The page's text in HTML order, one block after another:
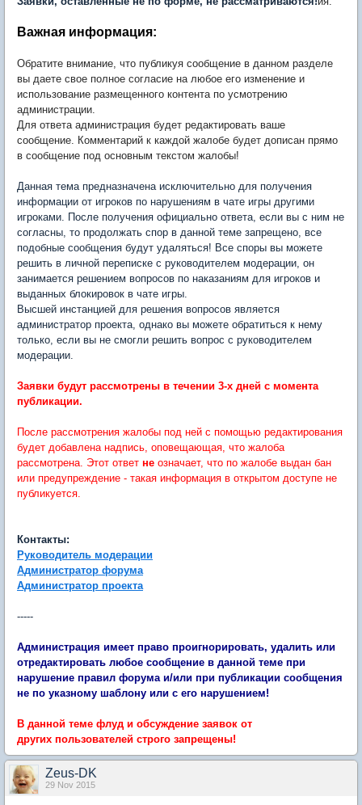
Важная информация:
Обратите внимание, что публикуя сообщение в данном разделе
вы даете свое полное согласие на любое его изменение и
использование размещенного контента по усмотрению
администрации.
Для ответа администрация будет редактировать ваше
сообщение. Комментарий к каждой жалобе будет дописан прямо
в сообщение под основным текстом жалобы!
Данная тема предназначена исключительно для получения
информации от игроков по нарушениям в чате игры другими
игроками. После получения официально ответа, если вы с ним не
согласны, то продолжать спор в данной теме запрещено, все
подобные сообщения будут удаляться! Все споры вы можете
решить в личной переписке с руководителем модерации, он
занимается решением вопросов по наказаниям для игроков и
выданных блокировок в чате игры.
Высшей инстанцией для решения вопросов является
администратор проекта, однако вы можете обратиться к нему
только, если вы не смогли решить вопрос с руководителем
модерации.
Заявки будут рассмотрены в течении 3-х дней с момента
публикации.
После рассмотрения жалобы под ней с помощью редактирования
будет добавлена надпись, оповещающая, что жалоба
рассмотрена. Этот ответ не означает, что по жалобе выдан бан
или предупреждение - такая информация в открытом доступе не
публикуется.
Контакты:
Руководитель модерации
Администратор форума
Администратор проекта
-----
​Администрация имеет право проигнорировать, удалить или
отредактировать любое сообщение в данной теме при
нарушение правил форума и/или при публикации сообщения
не по указному шаблону или с его нарушением!
В данной теме флуд и обсуждение заявок от
других пользователей строго запрещены!
Zeus-DK
29 Nov 2015